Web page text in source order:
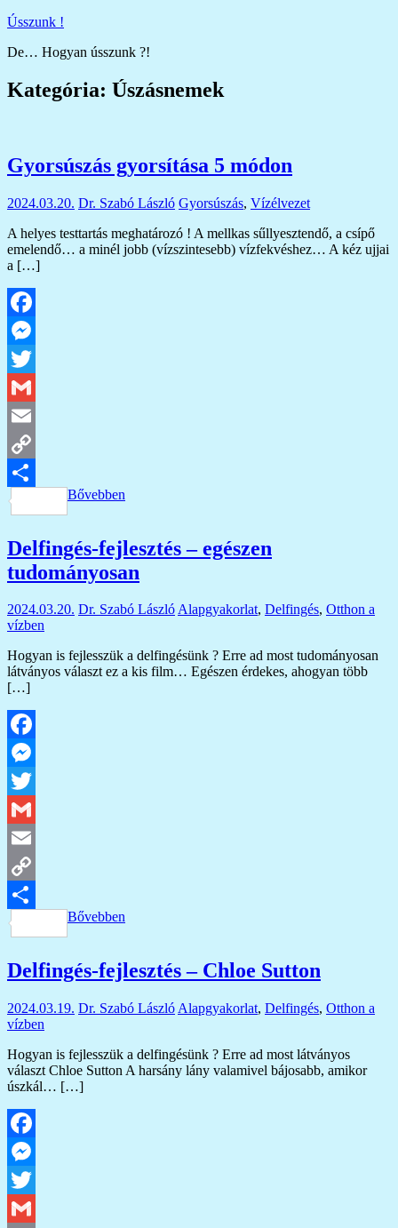
Skip
content
Ússzunk !
De… Hogyan ússzunk ?!
Kategória: Úszásnemek
Gyorsúszás gyorsítása 5 módon
2024.03.20. Dr. Szabó László Gyorsúszás, Vízélvezet
A helyes testtartás meghatározó ! A mellkas sűllyesztendő, a csípő
emelendő… a minél jobb (vízszintesebb) vízfekvéshez… A kéz ujjai
a […]
Facebook
Messenger
Twitter
Gmail
Email
Copy
Link
Ossza
Bővebben
Delfingés-fejlesztés – egészen
tudományosan
2024.03.20. Dr. Szabó LászlóAlapgyakorlat, Delfingés, Otthon a
vízben
Hogyan is fejlesszük a delfingésünk ? Erre ad most tudományosan
látványos választ ez a kis film… Egészen érdekes, ahogyan több
[…]
Facebook
Messenger
Twitter
Gmail
Email
Copy
Link
Ossza
Bővebben
Delfingés-fejlesztés – Chloe Sutton
2024.03.19. Dr. Szabó László Alapgyakorlat, Delfingés, Otthon a
vízben
Hogyan is fejlesszük a delfingésünk ? Erre ad most látványos
választ Chloe Sutton A harsány lány valamivel bájosabb, amikor
úszkál… […]
Facebook
Messenger
Twitter